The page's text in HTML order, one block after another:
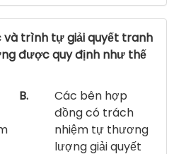
và trình tự giải quyết tranh
được quy định như thế
B.
Các bên hợp
đồng có trách
nhiệm tự thương
lượng giải quyết